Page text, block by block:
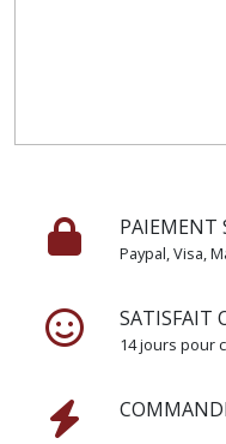
PAIEMENT
Paypal, Visa,
SATISFAIT
14 jours pour